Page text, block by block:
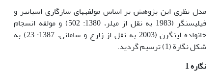
مدل نظری این پژوهش بر اساس مولفه­های سازگاری اسپانیر و
فیلیسنگر (1983 به نقل از میلر، 1380: 502) و مولفه انسجام
خانواده لینگرن (2003 به نقل از ­زارع و سامانی، 1387: 23) به
شکل نگارة (1) ترسیم گردید.
نگاره 1